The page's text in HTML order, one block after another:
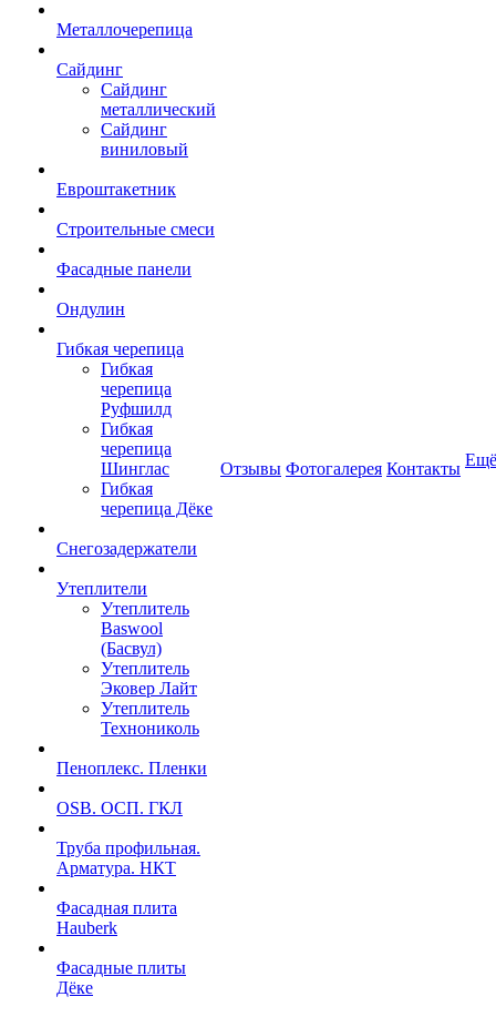
Металлочерепица
Сайдинг
Сайдинг
металлический
Сайдинг
виниловый
Евроштакетник
Строительные смеси
Фасадные панели
Ондулин
Гибкая черепица
Гибкая
черепица
Руфшилд
Гибкая
черепица
Шинглас
Гибкая
черепица Дёке
Снегозадержатели
Утеплители
Утеплитель
Baswool
(Басвул)
Утеплитель
Эковер Лайт
Утеплитель
Технониколь
Пеноплекс. Пленки
OSB. ОСП. ГКЛ
Труба профильная.
Арматура. НКТ
Фасадная плита
Hauberk
Фасадные плиты
Дёке
Отзывы Фотогалерея Контакты Ещё